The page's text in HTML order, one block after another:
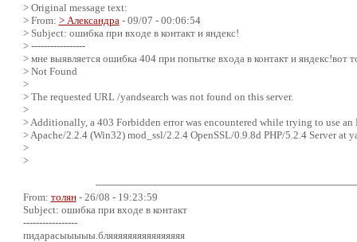
> Original message text:
> From: > Александра - 09/07 - 00:06:54
> Subject: ошибка при входе в контакт и яндекс!
> -----------------
> мне выявляется ошибка 404 при попытке входа в контакт и яндекс!вот
> Not Found
>
> The requested URL /yandsearch was not found on this server.
>
> Additionally, a 403 Forbidden error was encountered while trying to use an
> Apache/2.2.4 (Win32) mod_ssl/2.2.4 OpenSSL/0.9.8d PHP/5.2.4 Server at
>
>
From: толян- 26/08 - 19:23:59
Subject: ошибка при входе в контакт
-----------------
пидарасыыыыы.бляяяяяяяяяяяяяяяя